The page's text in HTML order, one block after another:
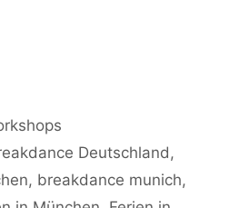
Deutschland,
, breakdance munich,